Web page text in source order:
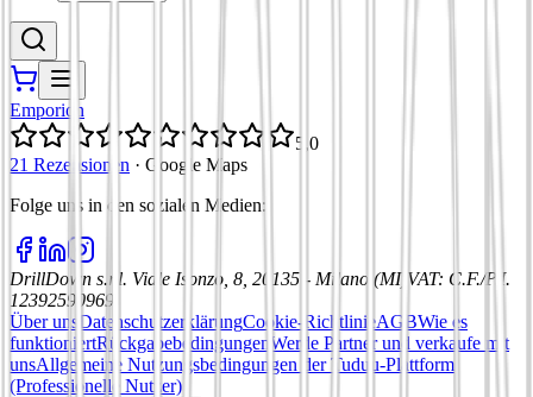
Emporion
5,0
21 Rezensionen · Google Maps
Folge uns in den sozialen Medien:
DrillDown s.r.l. Viale Isonzo, 8, 20135 - Milano (MI) VAT: C.F./P.I.
12392590969
Über uns DatenschutzerklärungCookie-RichtlinieAGBWie es
funktioniertRückgabebedingungen Werde Partner und verkaufe mit
unsAllgemeine Nutzungsbedingungen der Tuduu-Plattform
(Professionelle Nutzer)